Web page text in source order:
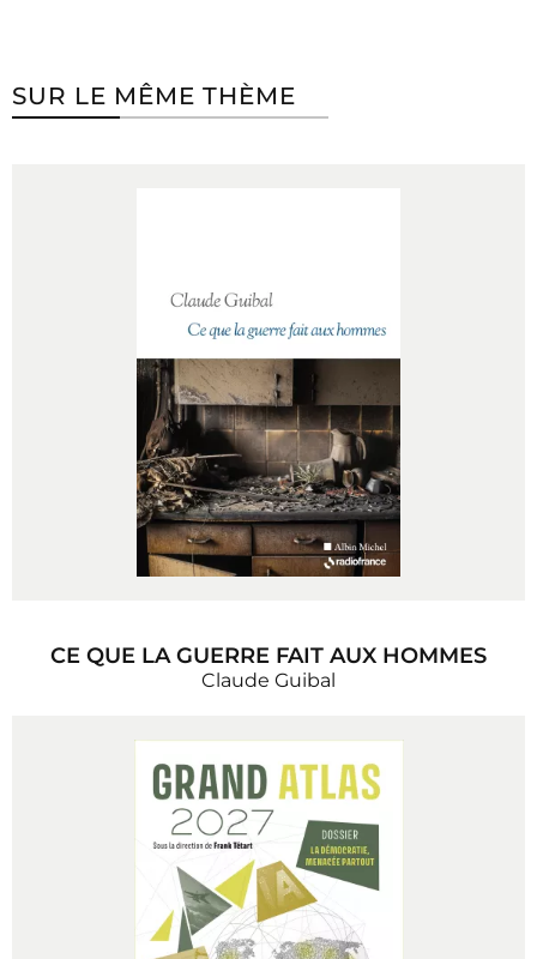
SUR LE MÊME THÈME
CE QUE LA GUERRE FAIT AUX HOMMES
Claude Guibal